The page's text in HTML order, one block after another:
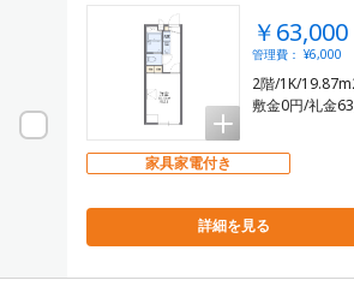
￥63,000
管理費： ¥6,000
2階/1K/
敷金0円/礼金
家具家電付き
詳細を見る